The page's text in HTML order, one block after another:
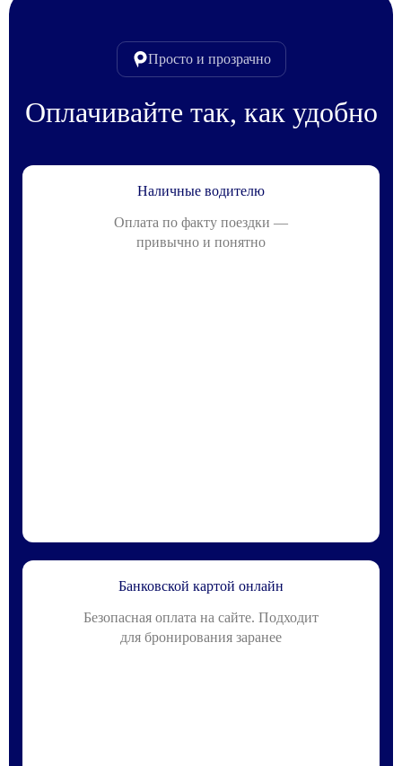
Просто и прозрачно
Оплачивайте так, как удобно
Наличные водителю
Оплата по факту поездки —
привычно и понятно
Банковской картой онлайн
Безопасная оплата на сайте. Подходит
для бронирования заранее